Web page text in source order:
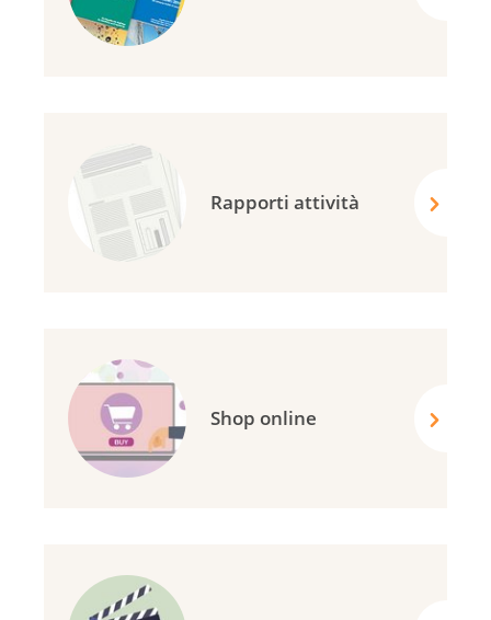
Rapporti attività
Shop online